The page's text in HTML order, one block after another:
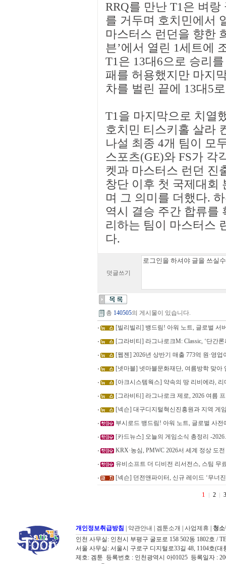
RRQ를 만난 T1은 벼
를 거두며 호치민에서
마스터스 런던을 향한
븐’에서 열린 1세트에
T1은 13대6으로 승리
패를 허용했지만 마지
차를 벌린 끝에 13대5
T1을 마지막으로 치열
호치민 티스키홀 살라
나설 최종 4개 팀이 모
스포츠(GE)와 FS가 각
켓과 마스터스 런던 진
창단 이후 첫 국제대회
며 그 의미를 더했다.
역시 결승 주간 합류를
리하는 팀이 마스터스
다.
덧글쓰기
총 140505의 게시물이 있습니다.
[빌리빌리] 뱅드림! 아워 노트, 글로벌 서
[그라비티] 라그나로크M: Classic, ‘단간
[웹젠] 2026년 상반기 매출 773억 원·영업
[넷마블] 넷마블문화재단, 여름방학 맞아
[아크시스템웍스] 약속의 땅 리비에라,
[그라비티] 라그나로크 제로, 2026 여름
[넥슨] 대구디지털혁신진흥원과 지역 게
부시로드 뱅드림! 아워 노트, 글로벌 사전
[카드뉴스] 오늘의 게임소식 총정리 -
KRX·농심, PMWC 2026서 세계 정상 도전
유비소프트 더 디비전 리서전스, 스팀 무
[넥슨] 던전앤파이터, 신규 레이드 ‘무너
1 2 3
개인정보취급방침 약관안내 겜툰소개 사업제휴
청
인천 사무실: 인천시 부평구 굴포로 158 502동 1802호 /
서울 사무실: 서울시 구로구 디지털로33길 48, 1104호(대
제호: 겜툰 등록번호 : 인천광역시 아01025 등록일자 :